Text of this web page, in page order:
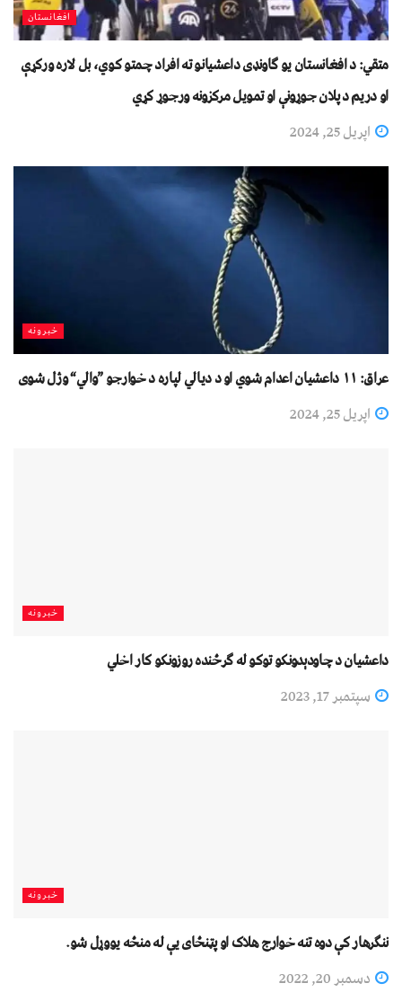
افغانستان
متقي: د افغانستان یو ګاونډی داعشیانو ته افراد چمتو کوي، بل لاره ورکړې
او دریم د پلان جوړونې او تمويل مرکزونه ورجوړ کړي
اپریل 25, 2024
خبرونه
عراق: ۱۱ داعشیان اعدام شوي او د دیالي لپاره د خوارجو ”والي“ وژل شوی
اپریل 25, 2024
خبرونه
داعشیان د چاودېدونکو توکو له ګرځنده روزونکو کار اخلي
سپتمبر 17, 2023
خبرونه
ننګرهار کې دوه تنه خوارج هلاک او پټنځای یې له منځه یووړل شو.
دسمبر 20, 2022